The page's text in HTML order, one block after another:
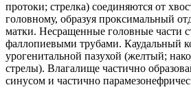
протоки; стрелка) соединяются от
головному, образуя проксимальный
матки. Несращенные головные части
фаллопиевыми трубами. Каудальный
урогенитальной пазухой (желтый;
стрелы). Влагалище частично
синусом и частично